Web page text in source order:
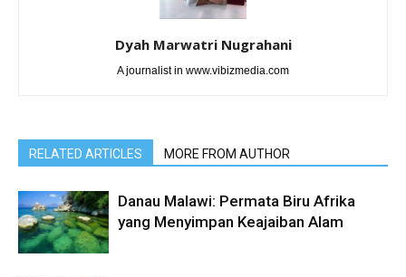
Dyah Marwatri Nugrahani
A journalist in www.vibizmedia.com
RELATED ARTICLES MORE FROM AUTHOR
Danau Malawi: Permata Biru Afrika
yang Menyimpan Keajaiban Alam